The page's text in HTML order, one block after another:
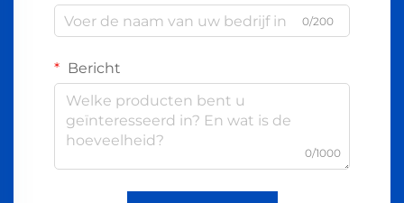
0/200
Bericht
0/1000